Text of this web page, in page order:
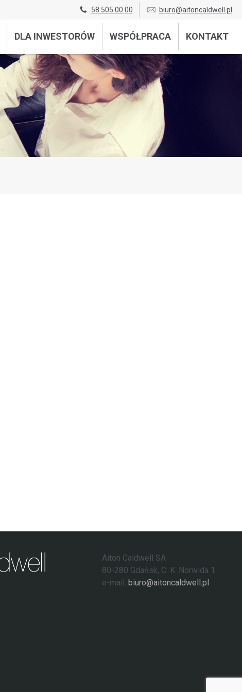
58 505 00 00 biuro@aitoncaldwell.pl
DLA INWESTORÓW WSPÓŁPRACA KONTAKT
Aiton Caldwell SA
80-280 Gdańsk, C. K. Norwida 1
e-mail: biuro@aitoncaldwell.pl